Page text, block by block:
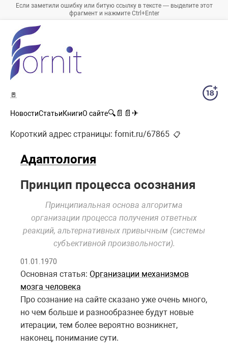
Если заметили ошибку или битую ссылку в тексте — выделите этот
фрагмент и нажмите Ctrl+Enter
🚪
НовостиСтатьиКнигиО сайте🔍 📄 📄 ✈
Короткий адрес страницы: fornit.ru/67865 📋
Адаптология
Принцип процесса осознания
Принципиальная основа алгоритма
организации процесса получения ответных
реакций, альтернативных привычным (системы
субъективной произвольности).
01.01.1970
Основная статья: Организации механизмов
мозга человека
Про сознание на сайте сказано уже очень много,
но чем больше и разнообразнее будут новые
итерации, тем более вероятно возникнет,
наконец, понимание сути.